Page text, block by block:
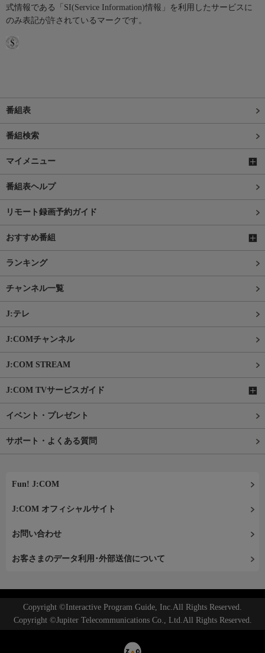
式情報である「SI(Service Information)情報」を利用したサービスに
のみ表記が許されているマークです。
番組表
番組検索
マイメニュー
番組表ヘルプ
リモート録画予約ガイド
おすすめ番組
ランキング
チャンネル一覧
J:テレ
J:COMチャンネル
J:COM STREAM
J:COM TVサービスガイド
イベント・プレゼント
サポート・よくある質問
Fun! J:COM
J:COM オフィシャルサイト
お問い合わせ
お客さまのデータ利用･外部送信について
Copyright ©Interactive Program Guide, Inc.All Rights Reserved.
Copyright ©Jupiter Telecommunications Co., Ltd.All Rights Reserved.